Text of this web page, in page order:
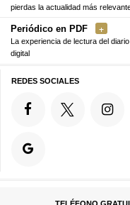
pierdas la actualidad más
Periódico en PDF
La experiencia de lectura del
digital
REDES SOCIALES